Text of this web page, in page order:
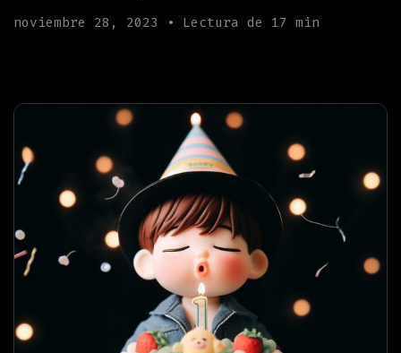
noviembre 28, 2023 • Lectura de 17 min